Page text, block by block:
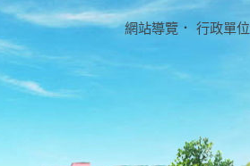
網站導覽 ． 行政單位